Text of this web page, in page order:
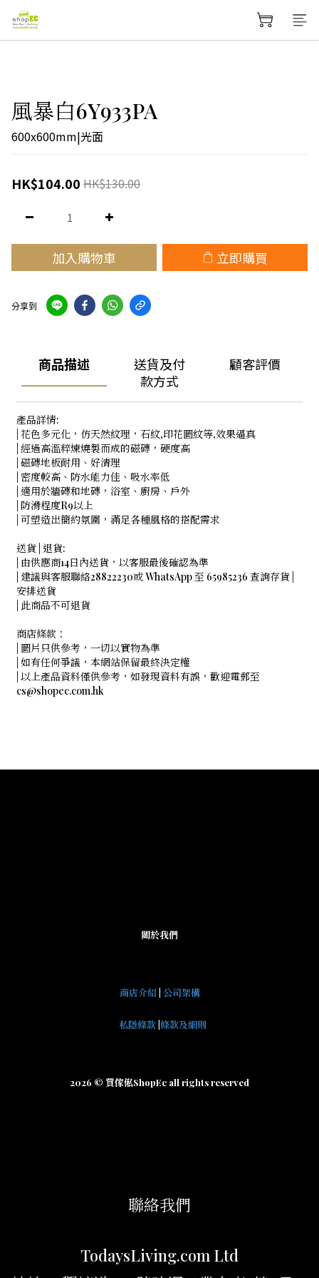
風暴白6Y933PA
600x600mm|光面
HK$104.00 HK$130.00
加入購物車 立即購買
分享到
商品描述
送貨及付
款方式
顧客評價
產品詳情:
| 花色多元化，仿天然紋理，石紋,印花圖紋等,效果逼真
| 經過高溫粹煉燒製而成的磁磚，硬度高
| 磁磚地板耐用、好清理
| 密度較高、防水能力佳、吸水率低
| 適用於牆磚和地磚，浴室、廚房、戶外
| 防滑程度R9以上
| 可塑造出簡約氛圍，滿足各種風格的搭配需求
送貨 | 退貨:
| 由供應商14日內送貨，以客服最後確認為準
| 建議與客服聯絡28822230或 WhatsApp 至 65985236 查詢存貨 |
安排送貨
| 此商品不可退貨
商店條款：
| 圖片只供參考，一切以實物為準
| 如有任何爭議，本網站保留最終決定權
| 以上產品資料僅供參考，如發現資料有誤，歡迎電郵至
cs@shopec.com.hk
關於我們
商店介紹| 公司架構
私隱條款 條款及細則
2026 © 買傢俬ShopEc all rights reserved
聯絡我們
TodaysLiving.com Ltd